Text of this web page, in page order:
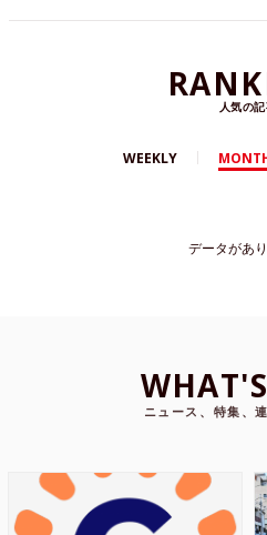
人気の
WEEKLY
データがあ
ニュース、特集、